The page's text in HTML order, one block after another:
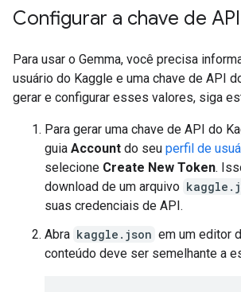
Configurar a chave de API
Para usar o Gemma, você precisa
usuário do Kaggle e uma chave de API
gerar e configurar esses valores, siga
Para gerar uma chave de API do
guia Account do seu perfil de
selecione Create New Token.
download de um arquivo
suas credenciais de API.
Abra kaggle.json em um editor
conteúdo deve ser semelhante a